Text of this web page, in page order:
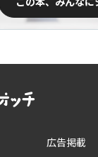
広告掲載